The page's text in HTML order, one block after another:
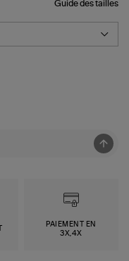
Guide des tailles
PAIEMENT EN
3X,4X